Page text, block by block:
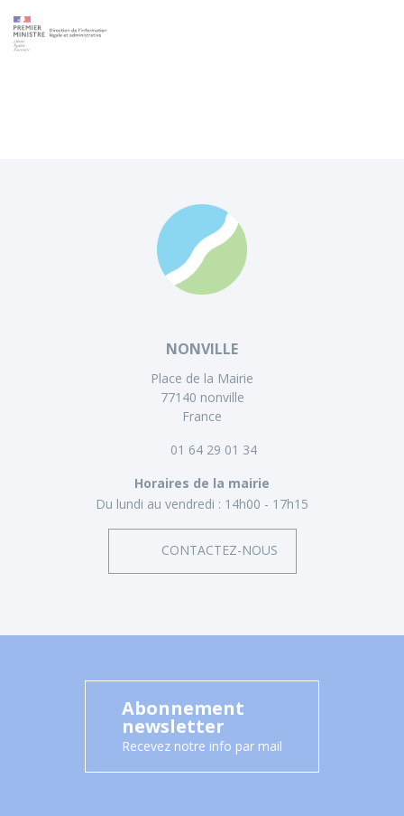
NONVILLE
Place de la Mairie
77140 nonville
France
01 64 29 01 34
Horaires de la mairie
Du lundi au vendredi : 14h00 - 17h15
CONTACTEZ-NOUS
Abonnement
newsletter
Recevez notre info par mail